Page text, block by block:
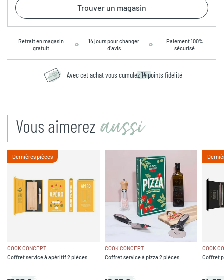
Trouver un magasin
Retrait en magasin
gratuit
14 jours pour changer
d’avis
Paiement 100%
sécurisé
Avec cet achat vous cumulez14 points fidélité
Vous aimerez aussi
Dernières pièces
COOK CONCEPT
Coffret service à apéritif 2 pièces
COOK CONCEPT
Coffret service à pizza 2 pièces
COOK
Coffret